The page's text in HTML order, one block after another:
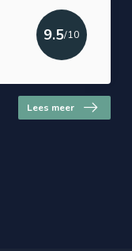
9.5/10
Lees meer